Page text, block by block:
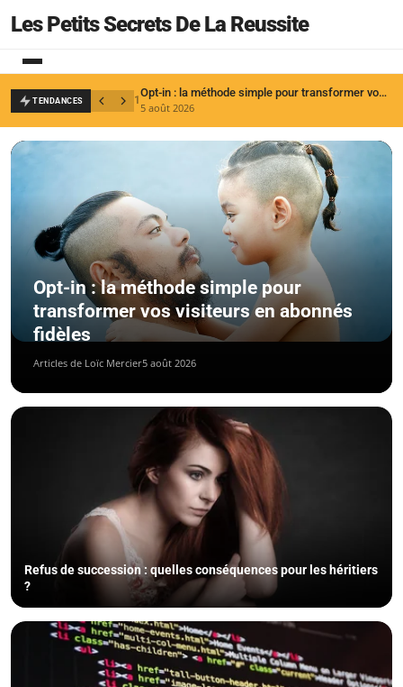
Les Petits Secrets De La Reussite
TENDANCES 1
Opt-in : la méthode simple pour transformer vos visiteurs en abonnés fidèles
5 août 2026
Opt-in : la méthode simple pour
transformer vos visiteurs en abonnés
fidèles
Articles de Loïc Mercier5 août 2026
Refus de succession : quelles conséquences pour les héritiers
?